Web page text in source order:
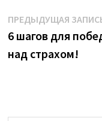
Навигация
по
записям
ПРЕДЫДУЩАЯ
6 шагов для
над страхом!